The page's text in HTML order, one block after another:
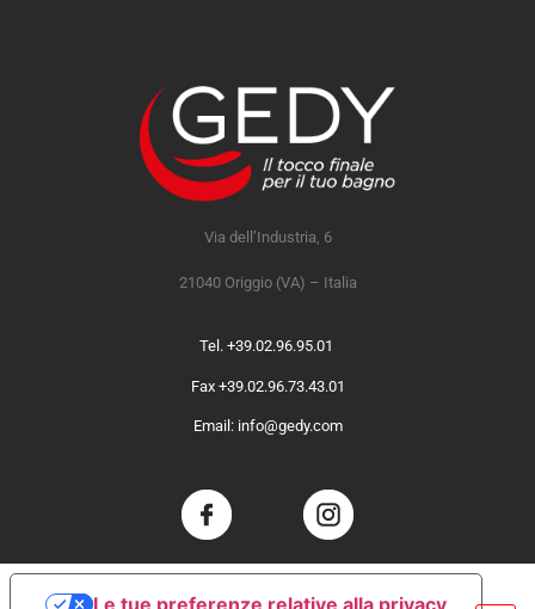
Via dell’Industria, 6
21040 Origgio (VA) – Italia
Tel. +39.02.96.95.01
Fax +39.02.96.73.43.01
Email: info@gedy.com
Le tue preferenze relative alla privacy